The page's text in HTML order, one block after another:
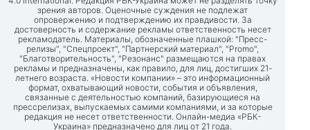
зрения авторов. Оценочные суждения не подлежат
опровержению и подтверждению их правдивости. За
достоверность и содержание рекламы ответственность несет
рекламодатель. Материалы, обозначенные плашкой: "Пресс-
релизы", "Спецпроект", "Партнерский материал", "Promo",
"Благотворительность", "Резонанс" размещаются на правах
рекламы и предназначены, как правило, для лиц, достигших 21-
летнего возраста. «Новости компании» – это информационный
формат, охватывающий новости, события и объявления,
связанные с деятельностью компаний, базирующиеся на
прессрелизах, выпускаемых самими компаниями, и за которые
редакция не несет ответственности. Онлайн-медиа «РБК-
Украина» предназначено для лиц от 21 года.